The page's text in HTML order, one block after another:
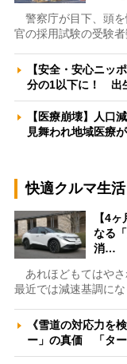
警察庁が目下、頭を
官の採用試験の受験
【安全・安心ニッ
分の1以下に！ 出
【医療崩壊】人口
見舞われ地域医
快適クルマ生
【4
なる
消…
あれほどもてはやさ
最近では減速基調に
《雪道の対応力を
ー」の真価 「タ